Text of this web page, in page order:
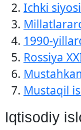
Ichki
1990-
Rossiya
Mustaqil
Iqtisodiy